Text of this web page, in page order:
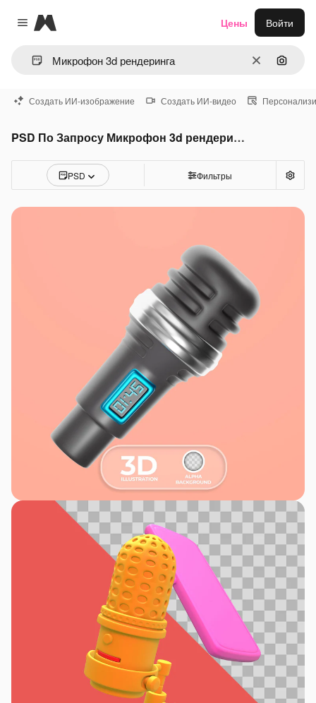
Close menu
Magnific
ОчиститьПоиск
Цены Войти
Создать ИИ-изображение Создать ИИ-видео
PSD По Запросу Микрофон 3d рендеринга
PSD Фильтры